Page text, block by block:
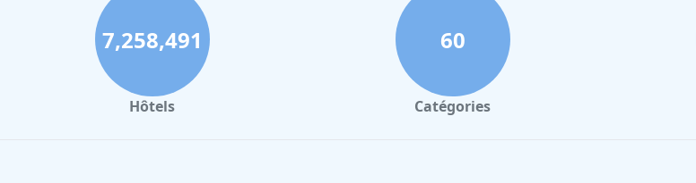
7,258,491
Hôtels
60
Catégories